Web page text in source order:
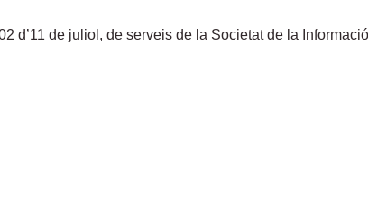
d’11 de juliol, de serveis de la Societat de la